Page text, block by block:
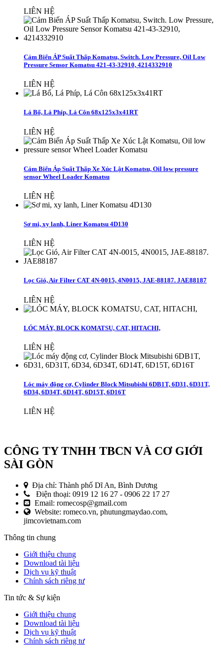
LIÊN HỆ
Cảm Biến ÁP Suất Thấp Komatsu, Switch. Low Pressure, Oil Low
Pressure Sensor Komatsu 421-43-32910, 4214332910
LIÊN HỆ
Lá Bố, Lá Phíp, Lá Côn 68x125x3x41RT
LIÊN HỆ
Cảm Biến Áp Suất Thấp Xe Xúc Lật Komatsu, Oil low pressure
sensor Wheel Loader Komatsu
LIÊN HỆ
Sơ mi, xy lanh, Liner Komatsu 4D130
LIÊN HỆ
Lọc Gió, Air Filter CAT 4N-0015, 4N0015, JAE-88187. JAE88187
LIÊN HỆ
LÓC MÁY, BLOCK KOMATSU, CAT, HITACHI,
LIÊN HỆ
Lóc máy động cơ, Cylinder Block Mitsubishi 6DB1T, 6D31, 6D31T,
6D34, 6D34T, 6D14T, 6D15T, 6D16T
LIÊN HỆ
CÔNG TY TNHH TBCN VÀ CƠ GIỚI
SÀI GÒN
Địa chỉ: Thành phố Dĩ An, Bình Dương
Điện thoại: 0919 12 16 27 - 0906 22 17 27
Email: romecosp@gmail.com
Website: romeco.vn, phutungmaydao.com,
jimcovietnam.com
Thông tin chung
Giới thiệu chung
Download tài liệu
Dịch vụ kỹ thuật
Chính sách riêng tư
Tin tức & Sự kiện
Giới thiệu chung
Download tài liệu
Dịch vụ kỹ thuật
Chính sách riêng tư